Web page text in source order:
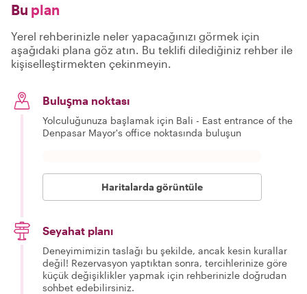
Bu plan
Yerel rehberinizle neler yapacağınızı görmek için
aşağıdaki plana göz atın. Bu teklifi dilediğiniz rehber ile
kişiselleştirmekten çekinmeyin.
Buluşma noktası
Yolculuğunuza başlamak için Bali - East entrance of the
Denpasar Mayor's office noktasında buluşun
Haritalarda görüntüle
Seyahat planı
Deneyimimizin taslağı bu şekilde, ancak kesin kurallar
değil! Rezervasyon yaptıktan sonra, tercihlerinize göre
küçük değişiklikler yapmak için rehberinizle doğrudan
sohbet edebilirsiniz.